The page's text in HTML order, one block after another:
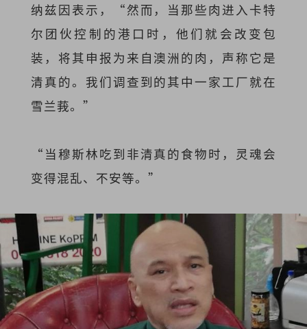
纳兹因表示，“然而，当那些肉进入卡特
尔团伙控制的港口时，他们就会改变包
装，将其申报为来自澳洲的肉，声称它是
清真的。我们调查到的其中一家工厂就在
雪兰莪。”
“当穆斯林吃到非清真的食物时，灵魂会
变得混乱、不安等。”